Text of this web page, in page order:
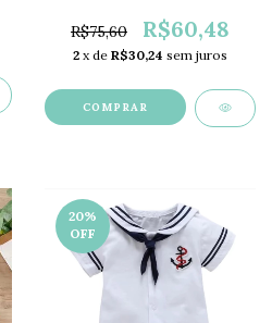
MF2139D
R$75,60 R$60,48
2 x de R$30,24 sem juros
COMPRAR
20%
OFF